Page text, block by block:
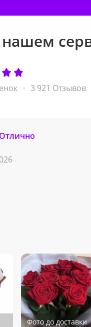
3 921 Отзывов
Отлично
Фото до доставки